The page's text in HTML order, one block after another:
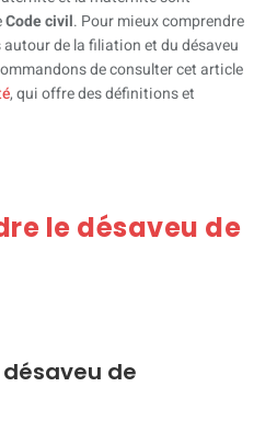
Code civil. Pour mieux comprendre
de la filiation et du désaveu
de consulter cet article
, qui offre des définitions et
le désaveu de
de